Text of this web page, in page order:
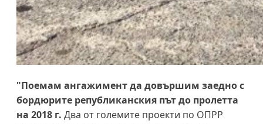
"Поемам ангажимент да довършим заедно с
бордюрите републиканския път до пролетта
на 2018 г. Два от големите проекти по ОПРР